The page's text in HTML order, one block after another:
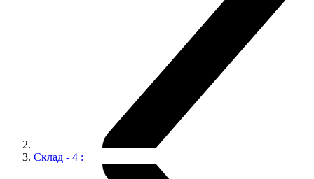
Склад - 4 :